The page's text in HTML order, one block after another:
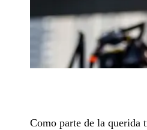
Como parte de la querida